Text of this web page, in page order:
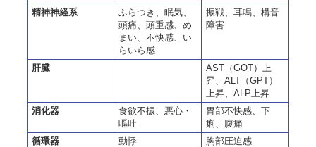
精神神経系
ふらつき、眠気、
頭痛、頭重感、め
まい、不快感、い
らいら感
振戦、耳鳴、構音
障害
肝臓
AST（GOT）上
昇、ALT（GPT）
上昇、ALP上昇
消化器
食欲不振、悪心・
嘔吐
胃部不快感、下
痢、腹痛
循環器
動悸
胸部圧迫感